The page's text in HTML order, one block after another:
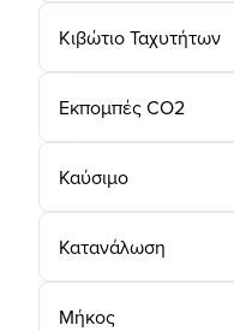
Κιβώτιο Ταχυτήτων
Εκπομπές CO2
Καύσιμο
Κατανάλωση
Μήκος